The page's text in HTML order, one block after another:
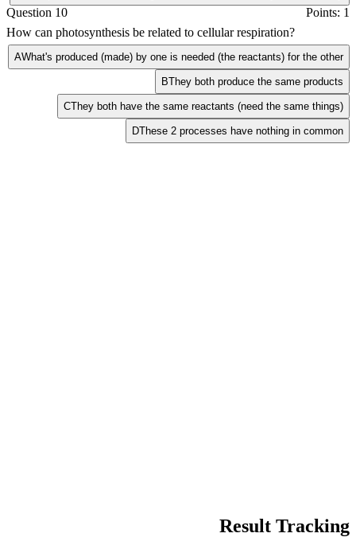
Question 10
Points: 1
How can photosynthesis be related to cellular respiration?
AWhat's produced (made) by one is needed (the reactants) for the other
BThey both produce the same products
CThey both have the same reactants (need the same things)
DThese 2 processes have nothing in common
Result Tracking